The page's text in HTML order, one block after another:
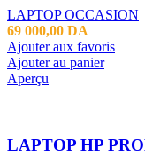
LAPTOP OCCASION
69 000,00 DA
Ajouter aux favoris
Ajouter au panier
Aperçu
LAPTOP HP